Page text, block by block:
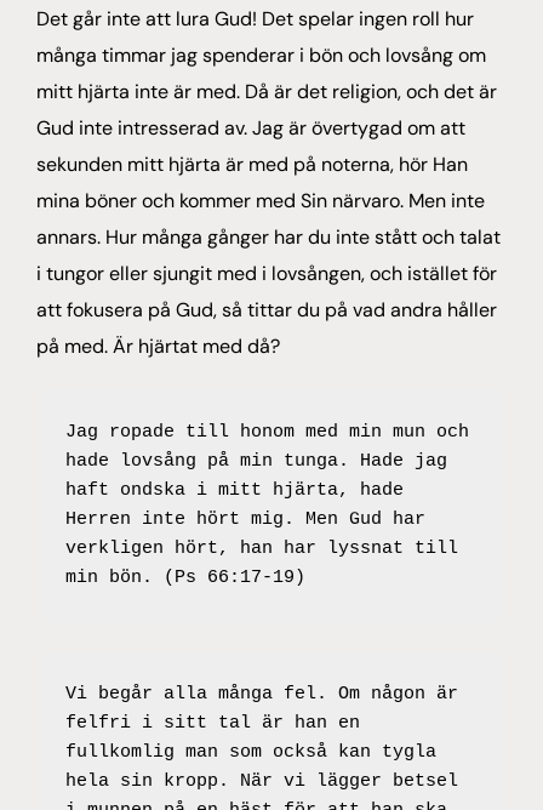
Det går inte att lura Gud! Det spelar ingen roll hur
många timmar jag spenderar i bön och lovsång om
mitt hjärta inte är med. Då är det religion, och det är
Gud inte intresserad av. Jag är övertygad om att
sekunden mitt hjärta är med på noterna, hör Han
mina böner och kommer med Sin närvaro. Men inte
annars. Hur många gånger har du inte stått och talat
i tungor eller sjungit med i lovsången, och istället för
att fokusera på Gud, så tittar du på vad andra håller
på med. Är hjärtat med då?
Jag ropade till honom med min mun och
hade lovsång på min tunga. Hade jag
haft ondska i mitt hjärta, hade
Herren inte hört mig. Men Gud har
verkligen hört, han har lyssnat till
min bön. (Ps 66:17-19)
Vi begår alla många fel. Om någon är
felfri i sitt tal är han en
fullkomlig man som också kan tygla
hela sin kropp. När vi lägger betsel